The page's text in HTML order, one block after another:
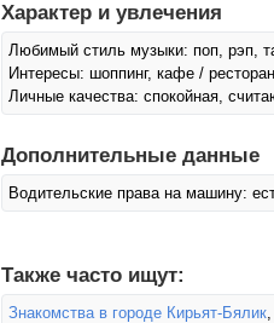
Характер и увлечения
Любимый стиль музыки: поп, рэп,
Интересы: шоппинг, кафе /
Личные качества: спокойная,
Дополнительные данные
Водительские права на машину:
Также часто ищут:
Знакомства в городе Кирьят-Бялик,